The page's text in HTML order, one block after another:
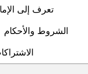
تعرف إلى
الشروط والأحكام